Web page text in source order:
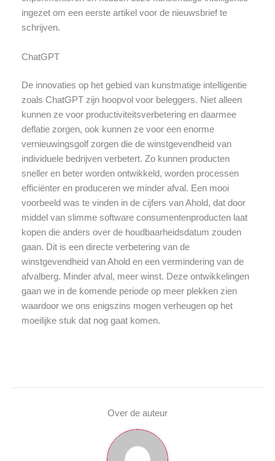
ingezet om een eerste artikel voor de nieuwsbrief te
schrijven.
ChatGPT
De innovaties op het gebied van kunstmatige intelligentie
zoals ChatGPT zijn hoopvol voor beleggers. Niet alleen
kunnen ze voor productiviteitsverbetering en daarmee
deflatie zorgen, ook kunnen ze voor een enorme
vernieuwingsgolf zorgen die de winstgevendheid van
individuele bedrijven verbetert. Zo kunnen producten
sneller en beter worden ontwikkeld, worden processen
efficiënter en produceren we minder afval. Een mooi
voorbeeld was te vinden in de cijfers van Ahold, dat door
middel van slimme software consumentenproducten laat
kopen die anders over de houdbaarheidsdatum zouden
gaan. Dit is een directe verbetering van de
winstgevendheid van Ahold en een vermindering van de
afvalberg. Minder afval, meer winst. Deze ontwikkelingen
gaan we in de komende periode op meer plekken zien
waardoor we ons enigszins mogen verheugen op het
moeilijke stuk dat nog gaat komen.
Over de auteur